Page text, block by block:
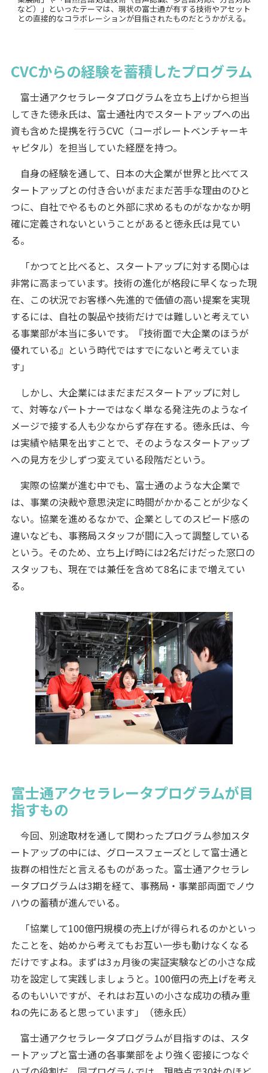
など）」といったテーマは、現状の富士通が有する技術やアセット
との直接的なコラボレーションが目指されたものだとうかがえる。
CVCからの経験を蓄積したプログラム
富士通アクセラレータプログラムを立ち上げから担当
してきた徳永氏は、富士通社内でスタートアップへの出
資も含めた提携を行うCVC（コーポレートベンチャーキ
ャピタル）を担当していた経歴を持つ。
自身の経験を通して、日本の大企業が世界と比べてス
タートアップとの付き合いがまだまだ苦手な理由のひと
つに、自社でやるものと外部に求めるものがなかなか明
確に定義されないということがあると徳永氏は見てい
る。
「かつてと比べると、スタートアップに対する関心は
非常に高まっています。技術の進化が格段に早くなった現
在、この状況でお客様へ先進的で価値の高い提案を実現
するには、自社の製品や技術だけでは難しいと考えてい
る事業部が本当に多いです。『技術面で大企業のほうが
優れている』という時代ではすでにないと考えていま
す」
しかし、大企業にはまだまだスタートアップに対し
て、対等なパートナーではなく単なる発注先のようなイ
メージで接する人も少なからず存在する。徳永氏は、今
は実績や結果を出すことで、そのようなスタートアップ
への見方を少しずつ変えている段階だという。
実際の協業が進む中でも、富士通のような大企業で
は、事業の決裁や意思決定に時間がかかることが少なく
ない。協業を進めるなかで、企業としてのスピード感の
違いなども、事務局スタッフが間に入って調整している
という。そのため、立ち上げ時には2名だけだった窓口の
スタッフも、現在では兼任を含めて8名にまで増えてい
る。
富士通アクセラレータプログラムが目
指すもの
今回、別途取材を通して関わったプログラム参加スタ
ートアップの中には、グロースフェーズとして富士通と
抜群の相性だと言えるものがあった。富士通アクセラレ
ータプログラムは3期を経て、事務局・事業部両面でノウ
ハウの蓄積が進んでいる。
「協業して100億円規模の売上げが得られるのかといっ
たことを、始めから考えてもお互い一歩も動けなくなる
だけですよね。まずは3ヵ月後の実証実験などの小さな成
功を設定して実践しましょうと。100億円の売上げを考え
るのもいいですが、それはお互いの小さな成功の積み重
ねの先にあると思っています」（徳永氏）
富士通アクセラレータプログラムが目指すのは、スタ
ートアップと富士通の各事業部をより強く密接につなぐ